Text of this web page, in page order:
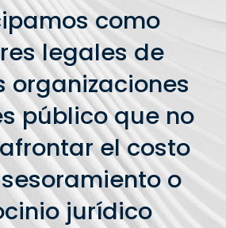
como
legales de
organizaciones
público que no
el costo
o
jurídico